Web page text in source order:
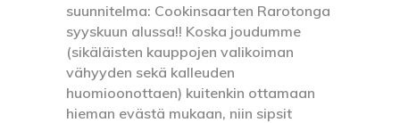
suunnitelma: Cookinsaarten Rarotonga
syyskuun alussa!! Koska joudumme
(sikäläisten kauppojen valikoiman
vähyyden sekä kalleuden
huomioonottaen) kuitenkin ottamaan
hieman evästä mukaan, niin sipsit